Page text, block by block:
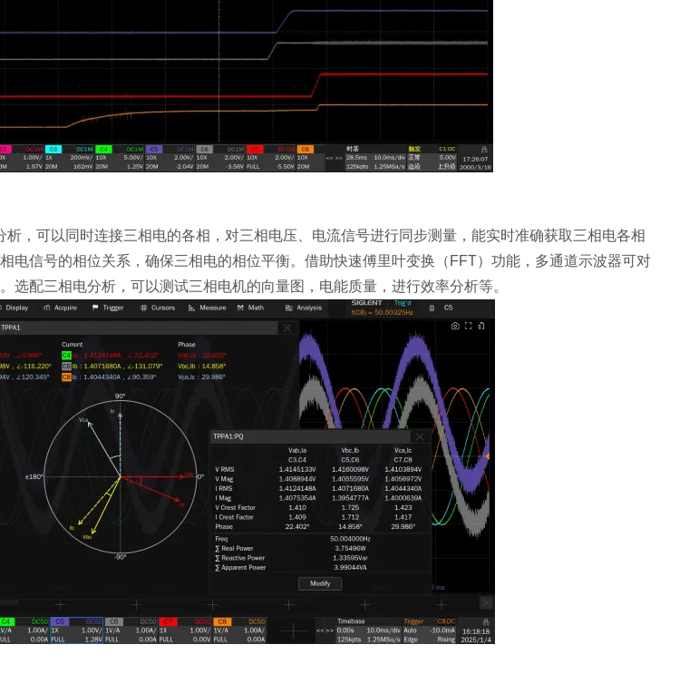
，可以同时连接三相电的各相，对三相电压、电流信号进行同步测量，能实时准确获取三相电各相
电信号的相位关系，确保三相电的相位平衡。借助快速傅里叶变换（FFT）功能，多通道示波器可对
选配三相电分析，可以测试三相电机的向量图，电能质量，进行效率分析等。